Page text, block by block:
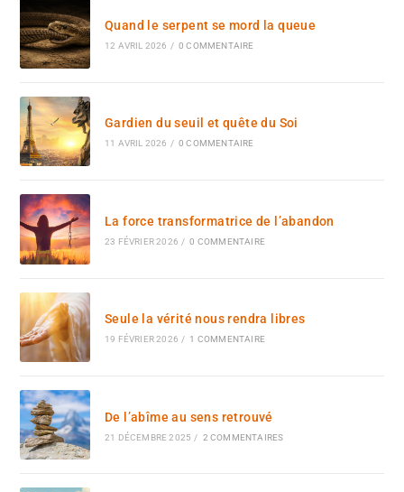
Quand le serpent se mord la queue
12 AVRIL 2026 / 0 COMMENTAIRE
Gardien du seuil et quête du Soi
11 AVRIL 2026 / 0 COMMENTAIRE
La force transformatrice de l’abandon
23 FÉVRIER 2026 / 0 COMMENTAIRE
Seule la vérité nous rendra libres
19 FÉVRIER 2026 / 1 COMMENTAIRE
De l’abîme au sens retrouvé
21 DÉCEMBRE 2025 / 2 COMMENTAIRES